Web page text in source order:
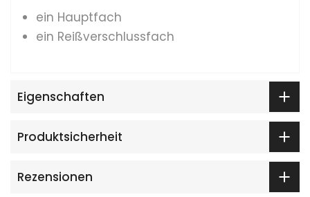
ein Hauptfach
ein Reißverschlussfach
Eigenschaften
Produktsicherheit
Rezensionen